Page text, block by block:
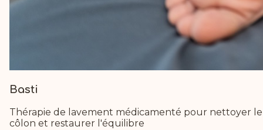
Basti
Thérapie de lavement médicamenté pour nettoyer le
côlon et restaurer l'équilibre